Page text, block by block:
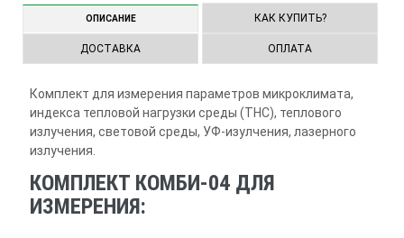
ОПИСАНИЕ КАК КУПИТЬ?
ДОСТАВКА ОПЛАТА
Комплект для измерения параметров микроклимата,
индекса тепловой нагрузки среды (ТНС), теплового
излучения, световой среды, УФ-изулчения, лазерного
излучения.
КОМПЛЕКТ КОМБИ-04 ДЛЯ
ИЗМЕРЕНИЯ: